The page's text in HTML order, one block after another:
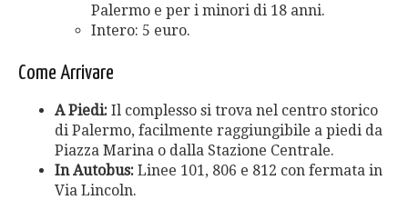
Palermo e per i minori di 18 anni.
Intero: 5 euro.
Come Arrivare
A Piedi: Il complesso si trova nel centro storico
di Palermo, facilmente raggiungibile a piedi da
Piazza Marina o dalla Stazione Centrale.
In Autobus: Linee 101, 806 e 812 con fermata in
Via Lincoln.